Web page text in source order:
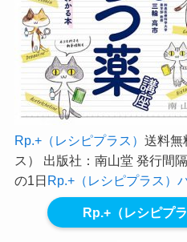
Rp.+（レシピプラス） 送料無
ス） 出版社：南山堂 発行間
の1日Rp.+（レシピプラス）
Rp.+（レシピプ